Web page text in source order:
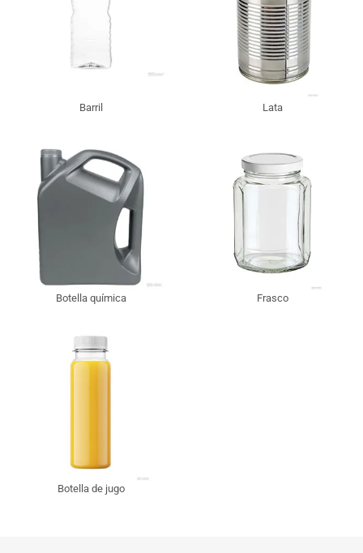
Barril Lata
Botella química Frasco
Botella de jugo